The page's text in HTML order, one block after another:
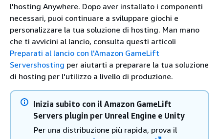
l'hosting Anywhere. Dopo aver installato i componenti
necessari, puoi continuare a sviluppare giochi e
personalizzare la tua soluzione di hosting. Man mano
che ti avvicini al lancio, consulta questi articoli
Preparati al lancio con l'Amazon GameLift
Servershosting per aiutarti a preparare la tua soluzione
di hosting per l'utilizzo a livello di produzione.
Inizia subito con il Amazon GameLift
Servers plugin per Unreal Engine e Unity
Per una distribuzione più rapida, prova il